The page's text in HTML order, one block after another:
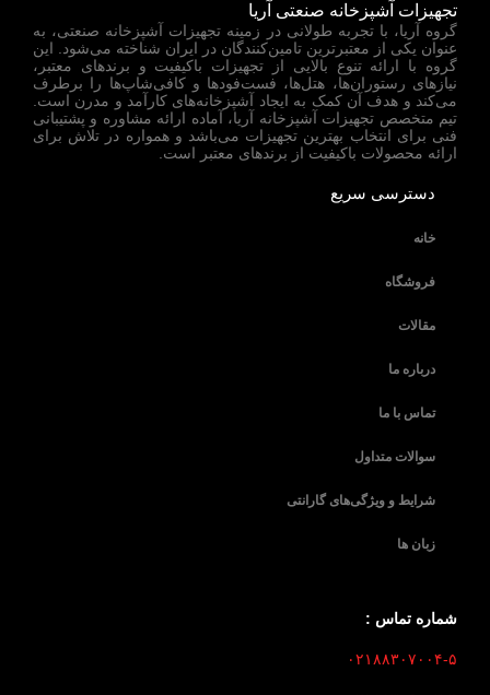
تجهیزات آشپزخانه صنعتی آریا
گروه آریا، با تجربه طولانی در زمینه تجهیزات آشپزخانه صنعتی، به
عنوان یکی از معتبرترین تامین‌کنندگان در ایران شناخته می‌شود. این
گروه با ارائه تنوع بالایی از تجهیزات باکیفیت و برندهای معتبر،
نیازهای رستوران‌ها، هتل‌ها، فست‌فودها و کافی‌شاپ‌ها را برطرف
می‌کند و هدف آن کمک به ایجاد آشپزخانه‌های کارآمد و مدرن است.
تیم متخصص تجهیزات آشپزخانه آریا، آماده ارائه مشاوره و پشتیبانی
فنی برای انتخاب بهترین تجهیزات می‌باشد و همواره در تلاش برای
ارائه محصولات باکیفیت از برندهای معتبر است.
دسترسی سریع
خانه
فروشگاه
مقالات
درباره ما
تماس با ما
سوالات متداول
شرایط و ویژگی‌های گارانتی
زبان ها
شماره تماس :
۰۲۱۸۸۳۰۷۰۰۴-۵